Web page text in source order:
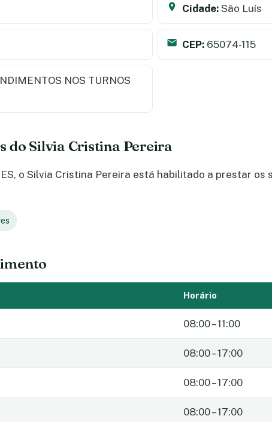
Cidade: São Luís
CEP: 65074-115
NOS TURNOS
do Silvia Cristina Pereira
o Silvia Cristina Pereira está habilitado a prestar
Horário
08:00 – 11:00
08:00 – 17:00
08:00 – 17:00
08:00 – 17:00